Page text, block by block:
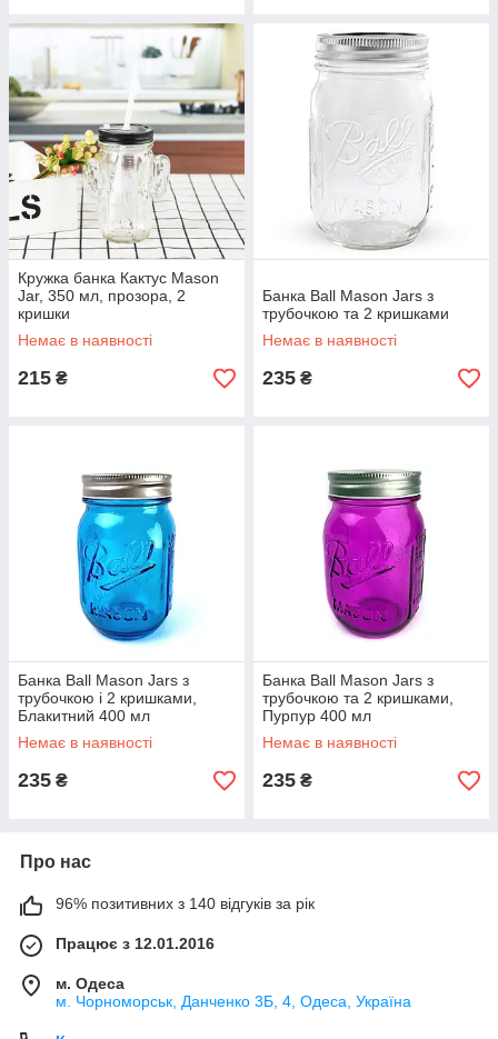
Кружка банка Кактус Mason
Jar, 350 мл, прозора, 2
кришки
Немає в наявності
215 ₴
Банка Ball Mason Jars з
трубочкою та 2 кришками
Немає в наявності
235 ₴
Банка Ball Mason Jars з
трубочкою і 2 кришками,
Блакитний 400 мл
Немає в наявності
235 ₴
Банка Ball Mason Jars з
трубочкою та 2 кришками,
Пурпур 400 мл
Немає в наявності
235 ₴
Про нас
96% позитивних з 140 відгуків за рік
Працює з 12.01.2016
м. Одеса
м. Чорноморськ, Данченко 3Б, 4, Одеса, Україна